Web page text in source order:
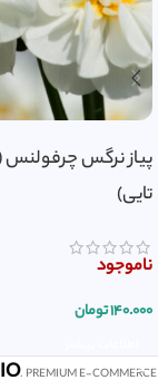
تایی)
ناموجود
۱۴۰.۰۰۰تومان
. PREMIUM E-COMMERCE